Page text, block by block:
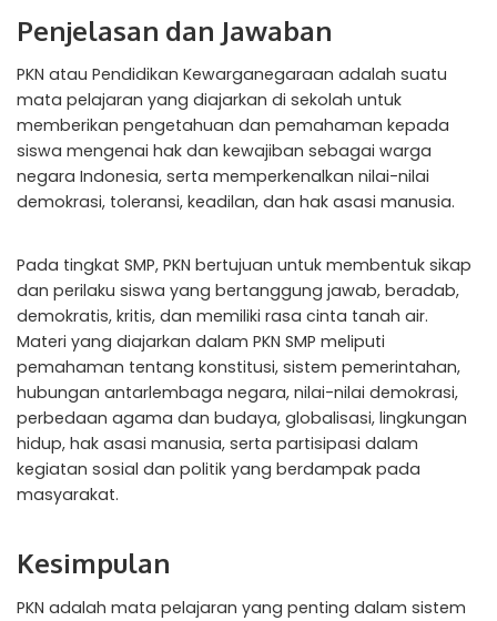
Penjelasan dan Jawaban
PKN atau Pendidikan Kewarganegaraan adalah suatu
mata pelajaran yang diajarkan di sekolah untuk
memberikan pengetahuan dan pemahaman kepada
siswa mengenai hak dan kewajiban sebagai warga
negara Indonesia, serta memperkenalkan nilai-nilai
demokrasi, toleransi, keadilan, dan hak asasi manusia.
Pada tingkat SMP, PKN bertujuan untuk membentuk sikap
dan perilaku siswa yang bertanggung jawab, beradab,
demokratis, kritis, dan memiliki rasa cinta tanah air.
Materi yang diajarkan dalam PKN SMP meliputi
pemahaman tentang konstitusi, sistem pemerintahan,
hubungan antarlembaga negara, nilai-nilai demokrasi,
perbedaan agama dan budaya, globalisasi, lingkungan
hidup, hak asasi manusia, serta partisipasi dalam
kegiatan sosial dan politik yang berdampak pada
masyarakat.
Kesimpulan
PKN adalah mata pelajaran yang penting dalam sistem